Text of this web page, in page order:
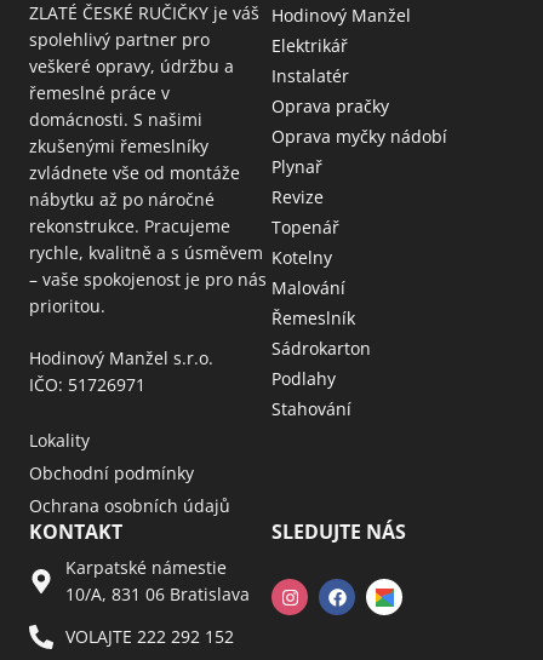
ZLATÉ ČESKÉ RUČIČKY je váš
spolehlivý partner pro
veškeré opravy, údržbu a
řemeslné práce v
domácnosti. S našimi
zkušenými řemeslníky
zvládnete vše od montáže
nábytku až po náročné
rekonstrukce. Pracujeme
rychle, kvalitně a s úsměvem
– vaše spokojenost je pro nás
prioritou.
Hodinový Manžel s.r.o.
IČO: 51726971
Lokality
Obchodní podmínky
Ochrana osobních údajů
Hodinový Manžel
Elektrikář
Instalatér
Oprava pračky
Oprava myčky nádobí
Plynař
Revize
Topenář
Kotelny
Malování
Řemeslník
Sádrokarton
Podlahy
Stahování
KONTAKT
Karpatské námestie
10/A, 831 06 Bratislava
VOLAJTE 222 292 152
SLEDUJTE NÁS